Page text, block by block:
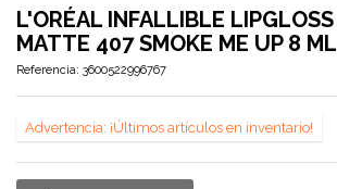
L'ORÉAL INFALLIBLE LIPGLOSS
MATTE 407 SMOKE ME UP 8 ML
Referencia: 3600522996767
Advertencia: ¡Últimos artículos en inventario!